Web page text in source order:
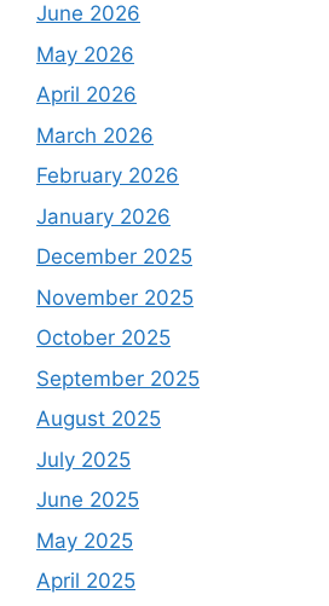
June 2026
May 2026
April 2026
March 2026
February 2026
January 2026
December 2025
November 2025
October 2025
September 2025
August 2025
July 2025
June 2025
May 2025
April 2025